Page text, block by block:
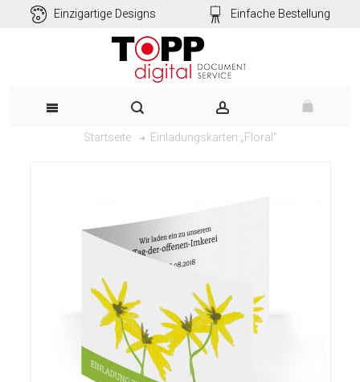
Einzigartige Designs Einfache Bestellung
Startseite Einladungskarten „Floral“